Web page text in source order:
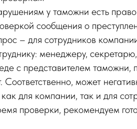
у таможни есть право
сообщения о
– для сотрудников
менеджеру,
с представителем
может
для компании, так и для
проверки, рекомендуем